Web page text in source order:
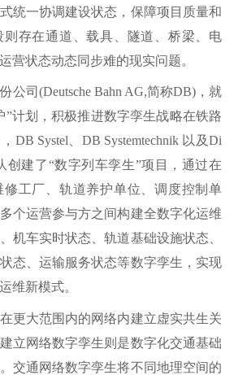
统一协调建设状态，保障项目质量和
存在通道、载具、隧道、桥梁、电
营状态动态同步难的现实问题。
公司(Deutsche Bahn AG,简称DB)，就
”计划，积极推进数字孪生战略在铁路
DB Systel、DB Systemtechnik 以及Di
创建了“数字列车孪生”项目，通过在
工厂、轨道养护单位、调度控制单
个运营参与方之间构建全数字化运维
机车实时状态、轨道基础设施状态、
态、运输服务状态等数字孪生，实现
维新模式。
更大范围内的网络内建立虚实共生关
立网络数字孪生则是数字化交通基础
交通网络数字孪生将不同地理空间的